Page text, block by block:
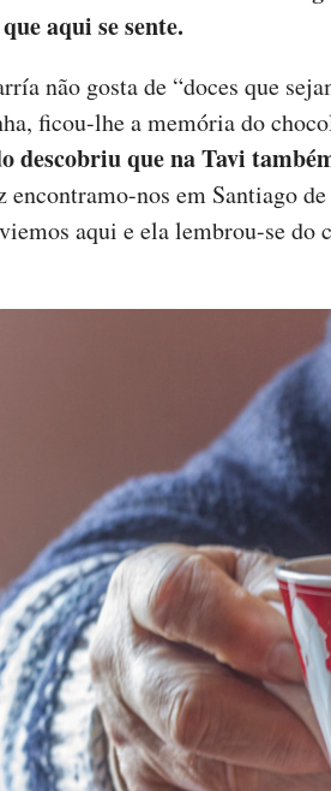
aqui se sente.
não gosta de “doces que
ficou-lhe a memória do
descobriu que na Tavi
encontramo-nos em Santiago
aqui e ela lembrou-se do